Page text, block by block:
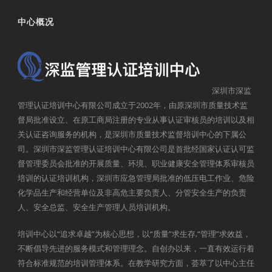
中心概况
深圳市深监
管理认证培训中心有限公司成立于2002年，由原深圳市质量技术监
督局批准设立、在原工商局注册的专业从事认证审核员的培训以及相
关认证咨询服务的机构，是深圳市质量技术监督培训中心的下属公
司。深圳市深监管理认证培训中心有限公司是首批经国家认证认可监
督管理委员会批准的开展质量、环境、职业健康安全管理体系审核员
培训的认证培训机构，深圳市应急管理局批准的低压电工作业、危险
化学品生产和经营单位及非高危主要负责人、分管安全生产的负责
人、安全总监、安全生产管理人员培训机构。
培训中心以“追求卓越”为核心思想，以“质量”求生存,“管理”求效益，
不断倡导先进的服务模式和管理理念。自创办以来，一直有效运行着
符合标准规范的培训管理体系。在教学研究方面，荟萃了以中心主任